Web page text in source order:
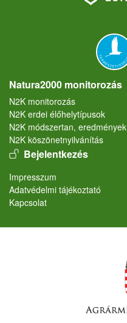
Natura2000 monitorozás
N2K monitorozás
N2K erdei élőhelytípusok
N2K módszertan, eredmények
N2K köszönetnyilvánítás
User account menu
Bejelentkezés
Lábléc
Impresszum
Adatvédelmi tájékoztató
Kapcsolat